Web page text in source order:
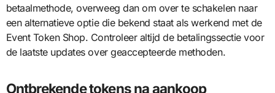
betaalmethode, overweeg dan om over te schakelen naar
een alternatieve optie die bekend staat als werkend met de
Event Token Shop. Controleer altijd de betalingssectie voor
de laatste updates over geaccepteerde methoden.
Ontbrekende tokens na aankoop